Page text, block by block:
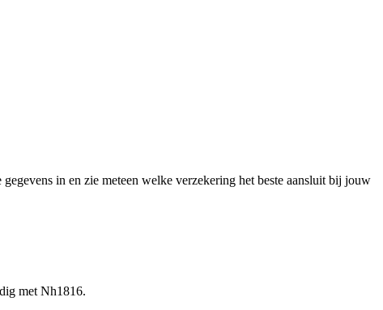
in en zie meteen welke verzekering het beste aansluit bij jouw
met Nh1816.